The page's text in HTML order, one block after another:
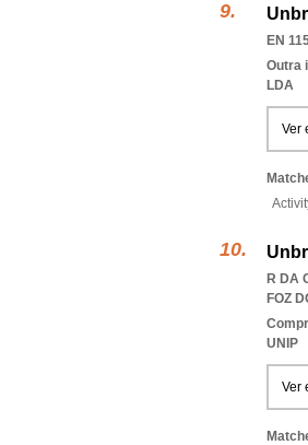
EN
Outra
LDA
Ver
R DA
FOZ
UNIP
Ver